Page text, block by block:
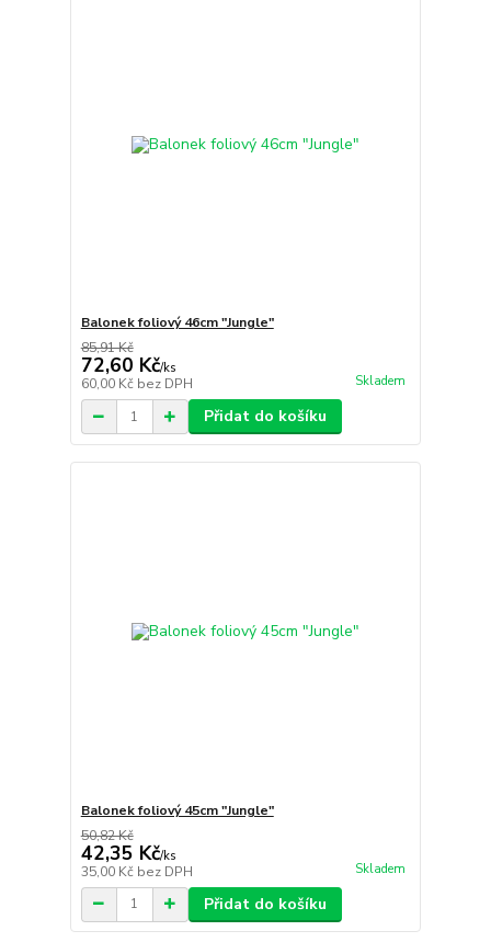
Balonek foliový 46cm "Jungle"
85,91 Kč
72,60 Kč/ks
60,00 Kč bez DPH Skladem
Přidat do košíku
Balonek foliový 45cm "Jungle"
50,82 Kč
42,35 Kč/ks
35,00 Kč bez DPH Skladem
Přidat do košíku